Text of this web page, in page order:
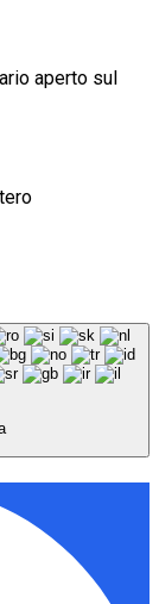
aperto sul